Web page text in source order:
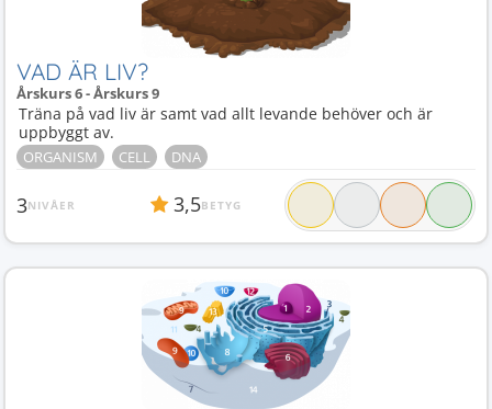
VAD ÄR LIV?
Årskurs 6 - Årskurs 9
Träna på vad liv är samt vad allt levande behöver och är
uppbyggt av.
ORGANISM CELL DNA
3NIVÅER 3,5BETYG